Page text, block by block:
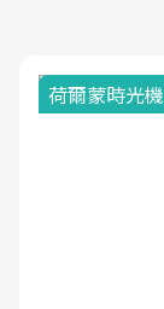
荷爾蒙時光機